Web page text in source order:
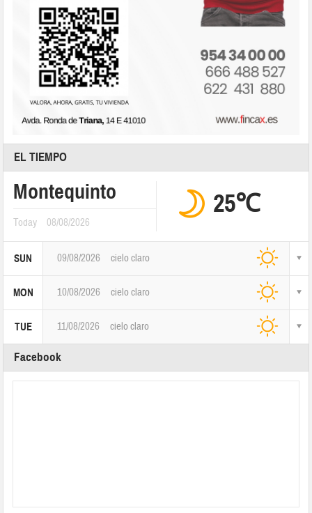
EL TIEMPO
Montequinto
Today 08/08/2026
25℃
SUN 09/08/2026 cielo claro
MON 10/08/2026 cielo claro
TUE 11/08/2026 cielo claro
Facebook